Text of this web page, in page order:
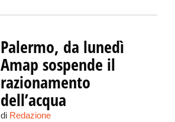
Palermo, da lunedì
Amap sospende il
razionamento
dell’acqua
di Redazione